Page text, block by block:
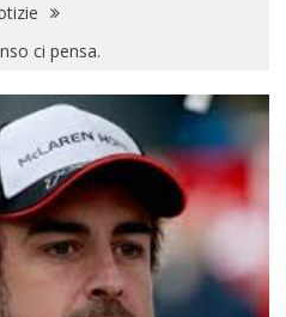
ci pensa.